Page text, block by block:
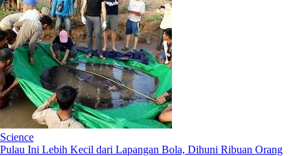
Science
Pulau Ini Lebih Kecil dari Lapangan Bola, Dihuni Ribuan Orang